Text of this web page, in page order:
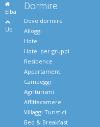
Elba
Up
Dormire
Dove dormire
Alloggi
Hotel
Hotel per gruppi
Residence
Appartamenti
Campeggi
Agriturismi
Affittacamere
Villaggi Turistici
Bed & Breakfast